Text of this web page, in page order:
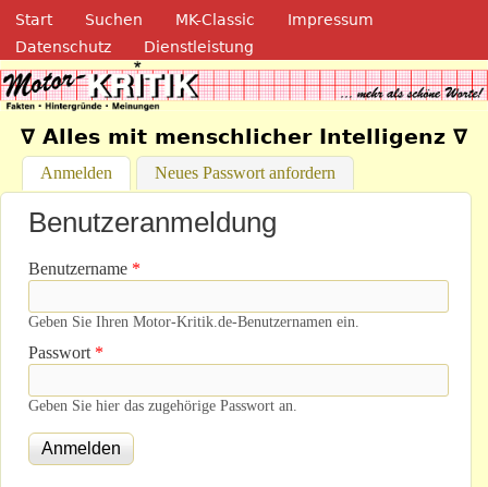
Direkt zum Inhalt
Navigation
Start Suchen MK-Classic
Impressum
Datenschutz
Dienstleistung
Motor-Kritik.de
∇ Alles mit menschlicher Intelligenz ∇
Anmelden (aktiver Reiter)
Neues Passwort anfordern
Benutzeranmeldung
Benutzername *
Geben Sie Ihren Motor-Kritik.de-Benutzernamen ein.
Passwort *
Geben Sie hier das zugehörige Passwort an.